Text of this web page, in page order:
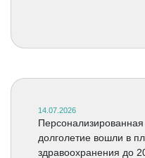
14.07.2026
долголетие вошли в
здравоохранения до